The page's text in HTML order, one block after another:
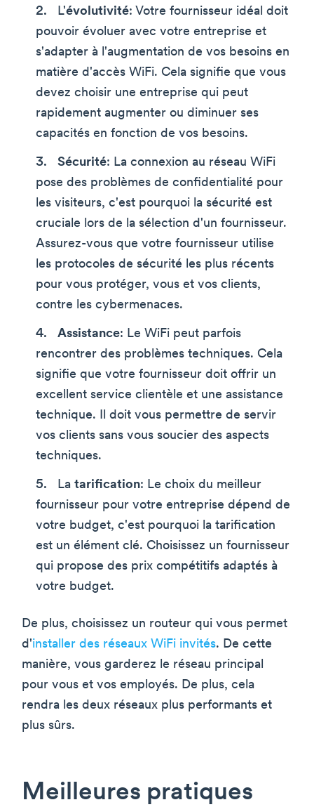
L'évolutivité: Votre fournisseur idéal doit
pouvoir évoluer avec votre entreprise et
s'adapter à l'augmentation de vos besoins en
matière d'accès WiFi. Cela signifie que vous
devez choisir une entreprise qui peut
rapidement augmenter ou diminuer ses
capacités en fonction de vos besoins.
Sécurité: La connexion au réseau WiFi
pose des problèmes de confidentialité pour
les visiteurs, c'est pourquoi la sécurité est
cruciale lors de la sélection d'un fournisseur.
Assurez-vous que votre fournisseur utilise
les protocoles de sécurité les plus récents
pour vous protéger, vous et vos clients,
contre les cybermenaces.
Assistance: Le WiFi peut parfois
rencontrer des problèmes techniques. Cela
signifie que votre fournisseur doit offrir un
excellent service clientèle et une assistance
technique. Il doit vous permettre de servir
vos clients sans vous soucier des aspects
techniques.
La tarification: Le choix du meilleur
fournisseur pour votre entreprise dépend de
votre budget, c'est pourquoi la tarification
est un élément clé. Choisissez un fournisseur
qui propose des prix compétitifs adaptés à
votre budget.
De plus, choisissez un routeur qui vous permet
d'installer des réseaux WiFi invités. De cette
manière, vous garderez le réseau principal
pour vous et vos employés. De plus, cela
rendra les deux réseaux plus performants et
plus sûrs.
Meilleures pratiques